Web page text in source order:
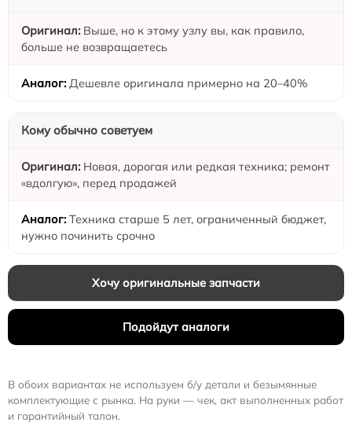
Выше, но к этому узлу вы, как правило,
больше не возвращаетесь
Дешевле оригинала примерно на 20–40%
Кому обычно советуем
Новая, дорогая или редкая техника; ремонт
«вдолгую», перед продажей
Техника старше 5 лет, ограниченный бюджет,
нужно починить срочно
Хочу оригинальные запчасти
Подойдут аналоги
В обоих вариантах не используем б/у детали и безымянные
комплектующие с рынка. На руки — чек, акт выполненных работ
и гарантийный талон.